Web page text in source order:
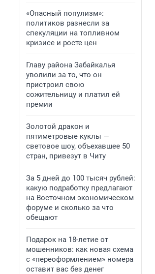
«Опасный популизм»:
политиков разнесли за
спекуляции на топливном
кризисе и росте цен
Главу района Забайкалья
уволили за то, что он
пристроил свою
сожительницу и платил ей
премии
Золотой дракон и
пятиметровые куклы —
световое шоу, объехавшее 50
стран, привезут в Читу
За 5 дней до 100 тысяч рублей:
какую подработку предлагают
на Восточном экономическом
форуме и сколько за что
обещают
Подарок на 18-летие от
мошенников: как новая схема
с «переоформлением» номера
оставит вас без денег